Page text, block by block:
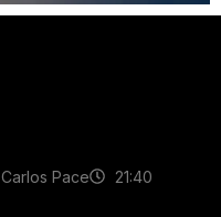
Carlos Pace 21:40